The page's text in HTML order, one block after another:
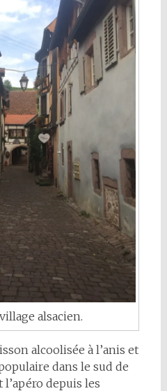
alsacien.
alcoolisée à l’anis et
dans le sud de
depuis les